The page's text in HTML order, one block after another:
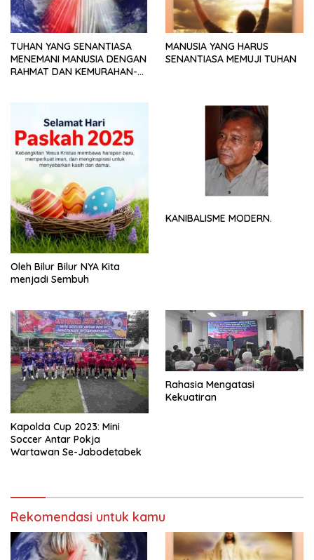
TUHAN YANG SENANTIASA
MENEMANI MANUSIA DENGAN
RAHMAT DAN KEMURAHAN-
MANUSIA YANG HARUS
SENANTIASA MEMUJI TUHAN
Oleh Bilur Bilur NYA Kita
menjadi Sembuh
KANIBALISME MODERN.
Kapolda Cup 2023: Mini
Soccer Antar Pokja
Wartawan Se-Jabodetabek
Rahasia Mengatasi
Kekuatiran
Rekomendasi untuk kamu